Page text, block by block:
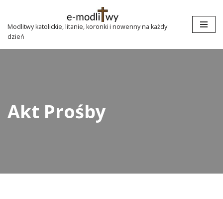
Przejdź
do
treści
Modlitwy katolickie, litanie, koronki i nowenny na każdy
dzień
Akt Prośby